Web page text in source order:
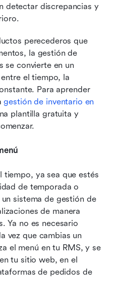
detectar discrepancias y
perecederos que
la gestión de
se convierte en un
el tiempo, la
Para aprender
gestión de inventario en
plantilla gratuita y
tiempo, ya sea que estés
de temporada o
sistema de gestión de
de manera
Ya no es necesario
vez que cambias un
el menú en tu RMS, y se
tu sitio web, en el
de pedidos de